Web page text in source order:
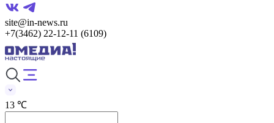
site@in-news.ru
+7(3462) 22-12-11 (6109)
13 ℃